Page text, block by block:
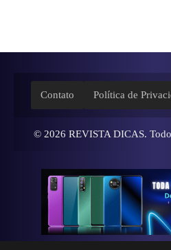
Contato Política de
© 2026 REVISTA DICAS.